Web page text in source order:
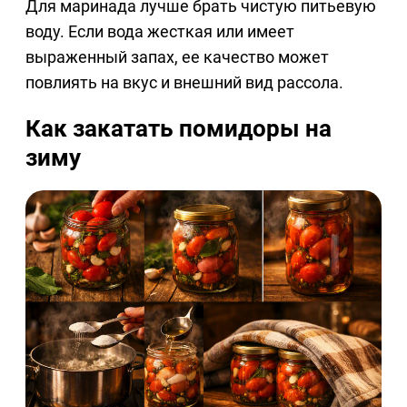
Для маринада лучше брать чистую питьевую
воду. Если вода жесткая или имеет
выраженный запах, ее качество может
повлиять на вкус и внешний вид рассола.
Как закатать помидоры на
зиму